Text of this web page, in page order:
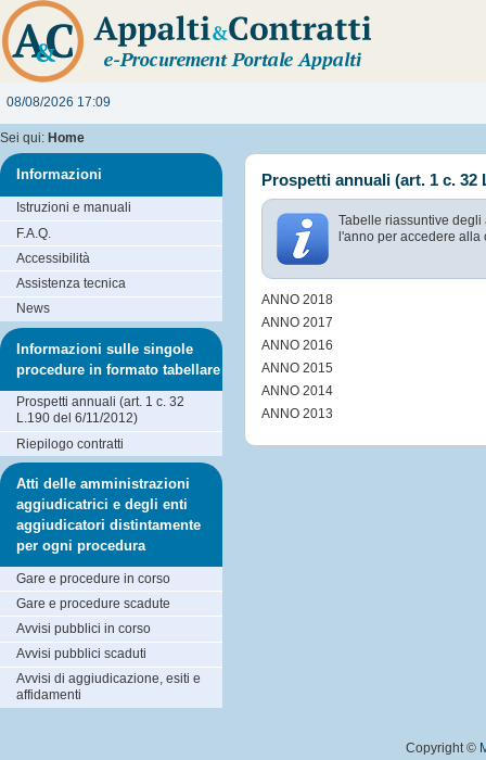
08/08/2026 17:09
Sei qui: Home
Prospetti annuali (art. 1 c. 32
Tabelle riassuntive
l'anno per accedere
ANNO 2018
ANNO 2017
ANNO 2016
ANNO 2015
ANNO 2014
ANNO 2013
Informazioni
Istruzioni e manuali
F.A.Q.
Accessibilità
Assistenza tecnica
News
Informazioni sulle singole
procedure in formato tabellare
Prospetti annuali (art. 1 c. 32
L.190 del 6/11/2012)
Riepilogo contratti
Atti delle amministrazioni
aggiudicatrici e degli enti
aggiudicatori distintamente
per ogni procedura
Gare e procedure in corso
Gare e procedure scadute
Avvisi pubblici in corso
Avvisi pubblici scaduti
Avvisi di aggiudicazione, esiti e
affidamenti
Copyright ©